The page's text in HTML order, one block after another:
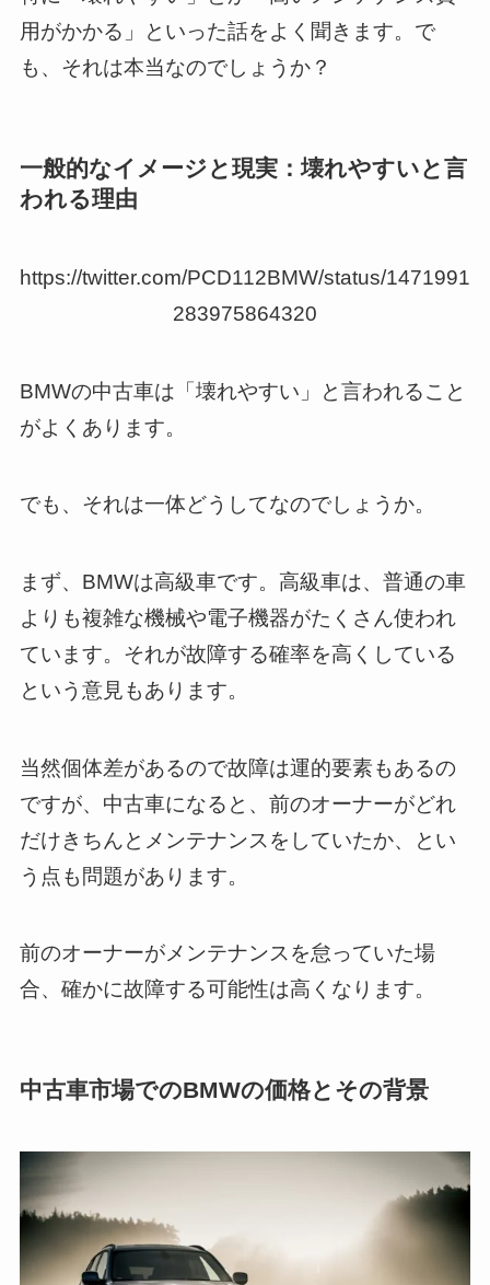
用がかかる」といった話をよく聞きます。で
も、それは本当なのでしょうか？
一般的なイメージと現実：壊れやすいと言
われる理由
https://twitter.com/PCD112BMW/status/1471991
283975864320
BMWの中古車は「壊れやすい」と言われること
がよくあります。
でも、それは一体どうしてなのでしょうか。
まず、BMWは高級車です。高級車は、普通の車
よりも複雑な機械や電子機器がたくさん使われ
ています。それが故障する確率を高くしている
という意見もあります。
当然個体差があるので故障は運的要素もあるの
ですが、中古車になると、前のオーナーがどれ
だけきちんとメンテナンスをしていたか、とい
う点も問題があります。
前のオーナーがメンテナンスを怠っていた場
合、確かに故障する可能性は高くなります。
中古車市場でのBMWの価格とその背景